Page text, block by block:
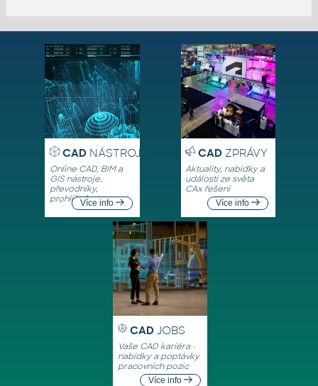
CADNÁSTROJE
Online CAD, BIM a
GIS nástroje,
převodníky,
prohlížečeVíce info
CADZPRÁVY
Aktuality, nabídky a
události ze světa
CAx řešení
Více info
CAD JOBS
Vaše CAD kariéra -
nabídky a poptávky
pracovních pozic
Více info